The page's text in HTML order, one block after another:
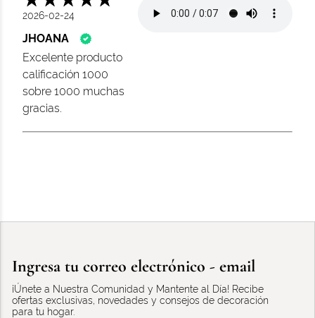
2026-02-24
JHOANA
Excelente producto
calificación 1000
sobre 1000 muchas
gracias.
Ingresa tu correo electrónico - email
¡Únete a Nuestra Comunidad y Mantente al Día! Recibe
ofertas exclusivas, novedades y consejos de decoración
para tu hogar.